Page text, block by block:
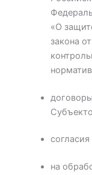
«О
закона
на